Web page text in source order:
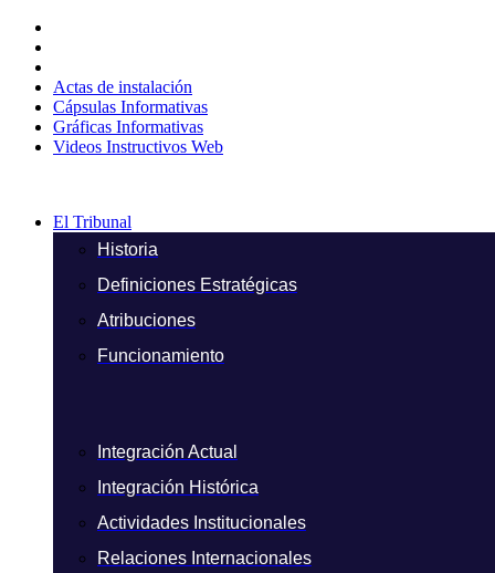
contenido
Actas de instalación
Cápsulas Informativas
Gráficas Informativas
Videos Instructivos Web
El Tribunal
Historia
Definiciones Estratégicas
Atribuciones
Funcionamiento
Integración Actual
Integración Histórica
Actividades Institucionales
Relaciones Internacionales